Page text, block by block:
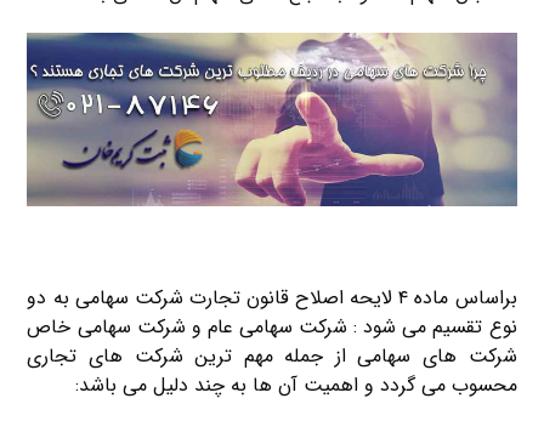
براساس ماده ۴ لایحه اصلاح قانون تجارت شرکت سهامی به دو
نوع تقسیم می شود : شرکت سهامی عام و شرکت سهامی خاص
شرکت های سهامی از جمله مهم ترین شرکت های تجاری
محسوب می گردد و اهمیت آن ها به چند دلیل می باشد: